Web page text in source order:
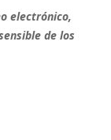
electrónico,
de los